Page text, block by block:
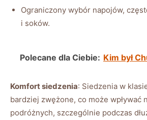
Ograniczony wybór napojów,
‌i ⁣soków.
Polecane dla Ciebie: Kim był
Komfort siedzenia: Siedzenia w
bardziej​ zwężone, co może wpływać
podróżnych, szczególnie podczas